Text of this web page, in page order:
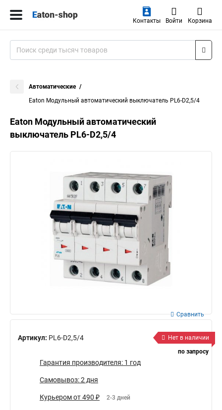
Контакты Войти Корзина
Автоматические
Eaton Модульный автоматический выключатель PL6-D2,5/4
Eaton Модульный автоматический
выключатель PL6-D2,5/4
Артикул: PL6-D2,5/4
Сравнить
Нет в наличии
по запросу
Гарантия производителя: 1 год
Самовывоз: 2 дня
Курьером от 490 ₽ 2-3 дней